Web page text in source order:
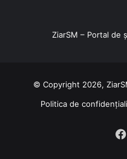
ZiarSM – Portal de
© Copyright 2026,
Politica de